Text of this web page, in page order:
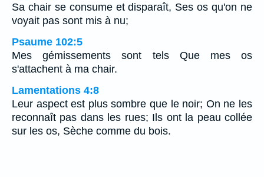
Sa chair se consume et disparaît, Ses os qu'on ne
voyait pas sont mis à nu;
Psaume 102:5
Mes gémissements sont tels Que mes os
s'attachent à ma chair.
Lamentations 4:8
Leur aspect est plus sombre que le noir; On ne les
reconnaît pas dans les rues; Ils ont la peau collée
sur les os, Sèche comme du bois.